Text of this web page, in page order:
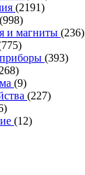
(2191)
(998)
и магниты (236)
(393)
(9)
(227)
(12)